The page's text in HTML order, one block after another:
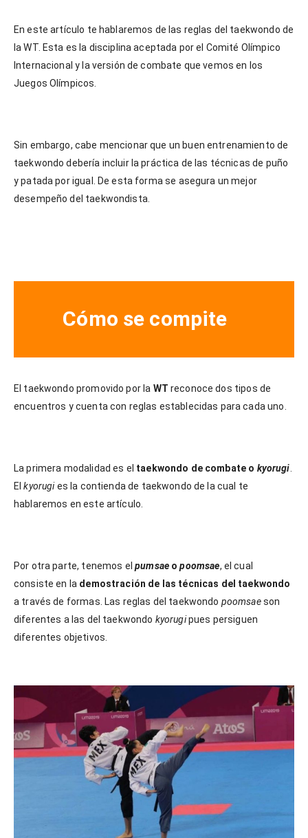
En este artículo te hablaremos de las reglas del taekwondo de
la WT. Esta es la disciplina aceptada por el Comité Olímpico
Internacional y la versión de combate que vemos en los
Juegos Olímpicos.
Sin embargo, cabe mencionar que un buen entrenamiento de
taekwondo debería incluir la práctica de las técnicas de puño
y patada por igual. De esta forma se asegura un mejor
desempeño del taekwondista.
Cómo se compite
El taekwondo promovido por la WT reconoce dos tipos de
encuentros y cuenta con reglas establecidas para cada uno.
La primera modalidad es el taekwondo de combate o kyorugi
Elkyorugies la contienda de taekwondo de la cual te
hablaremos en este artículo.
Por otra parte, tenemos elpumsae opoomsae, el cual
consiste en la demostración de las técnicas del taekwondo
a través de formas. Las reglas del taekwondo poomsaeson
diferentes a las del taekwondo kyorugipues persiguen
diferentes objetivos.